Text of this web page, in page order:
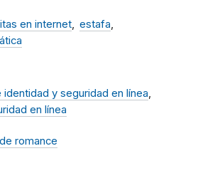
en internet
estafa
identidad y seguridad en línea
en línea
romance